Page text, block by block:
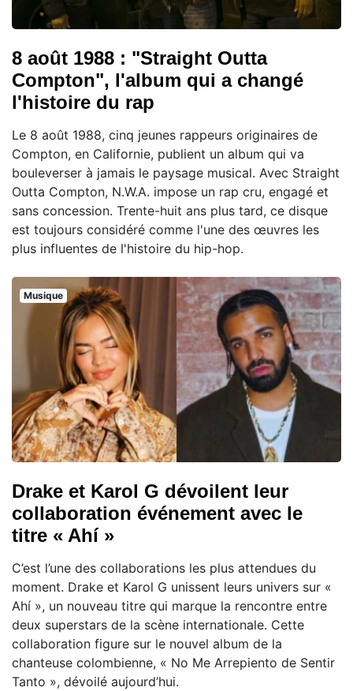
8 août 1988 : "Straight Outta
Compton", l'album qui a changé
l'histoire du rap
Le 8 août 1988, cinq jeunes rappeurs originaires de
Compton, en Californie, publient un album qui va
bouleverser à jamais le paysage musical. Avec Straight
Outta Compton, N.W.A. impose un rap cru, engagé et
sans concession. Trente-huit ans plus tard, ce disque
est toujours considéré comme l'une des œuvres les
plus influentes de l'histoire du hip-hop.
Musique
Drake et Karol G dévoilent leur
collaboration événement avec le
titre « Ahí »
C’est l’une des collaborations les plus attendues du
moment. Drake et Karol G unissent leurs univers sur «
Ahí », un nouveau titre qui marque la rencontre entre
deux superstars de la scène internationale. Cette
collaboration figure sur le nouvel album de la
chanteuse colombienne, « No Me Arrepiento de Sentir
Tanto », dévoilé aujourd’hui.